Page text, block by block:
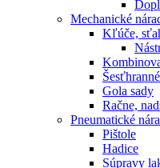
Mechanické
Kľúče,
Gola sady
Račne,
Pneumatické
Pištole
Hadice
Súpravy